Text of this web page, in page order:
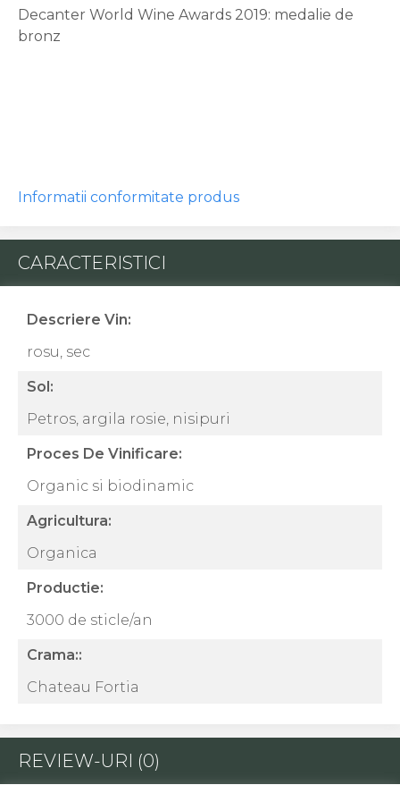
Decanter World Wine Awards 2019: medalie de
bronz
Informatii conformitate produs
CARACTERISTICI
Descriere Vin:
rosu, sec
Sol:
Petros, argila rosie, nisipuri
Proces De Vinificare:
Organic si biodinamic
Agricultura:
Organica
Productie:
3000 de sticle/an
Crama::
Chateau Fortia
REVIEW-URI (0)